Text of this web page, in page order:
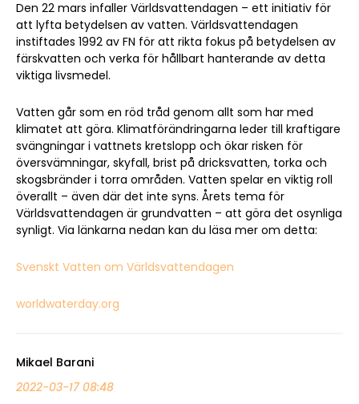
Den 22 mars infaller Världsvattendagen – ett initiativ för
att lyfta betydelsen av vatten. Världsvattendagen
instiftades 1992 av FN för att rikta fokus på betydelsen av
färskvatten och verka för hållbart hanterande av detta
viktiga livsmedel.
Vatten går som en röd tråd genom allt som har med
klimatet att göra. Klimatförändringarna leder till kraftigare
svängningar i vattnets kretslopp och ökar risken för
översvämningar, skyfall, brist på dricksvatten, torka och
skogsbränder i torra områden. Vatten spelar en viktig roll
överallt – även där det inte syns. Årets tema för
Världsvattendagen är grundvatten – att göra det osynliga
synligt. Via länkarna nedan kan du läsa mer om detta:
Svenskt Vatten om Världsvattendagen
worldwaterday.org
Mikael Barani
2022-03-17 08:48